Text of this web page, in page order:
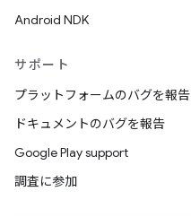
Android NDK
サポート
プラットフォームのバグを報告
ドキュメントのバグを報告
Google Play support
調査に参加